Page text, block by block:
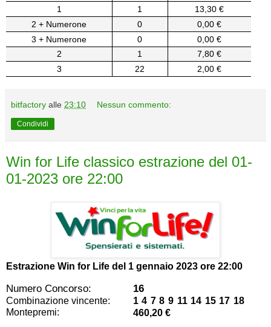
1
1
13,30 €
2 + Numerone
0
0,00 €
3 + Numerone
0
0,00 €
2
1
7,80 €
3
22 2,00 €
bitfactory alle 23:10 Nessun commento:
Condividi
Win for Life classico estrazione del 01-
01-2023 ore 22:00
Estrazione Win for Life del 1 gennaio 2023 ore 22:00
Numero Concorso: 16
Combinazione vincente:
1 4 7 8 9 11 14 15 17 18
Montepremi:
460,20 €